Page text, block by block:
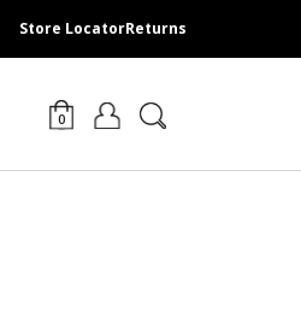
Returns
Store Locator
0